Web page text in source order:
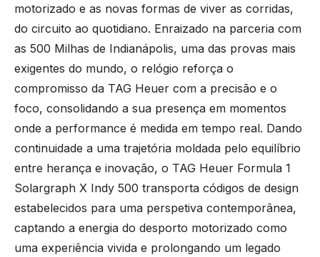
motorizado e as novas formas de viver as corridas,
do circuito ao quotidiano. Enraizado na parceria com
as 500 Milhas de Indianápolis, uma das provas mais
exigentes do mundo, o relógio reforça o
compromisso da TAG Heuer com a precisão e o
foco, consolidando a sua presença em momentos
onde a performance é medida em tempo real. Dando
continuidade a uma trajetória moldada pelo equilíbrio
entre herança e inovação, o TAG Heuer Formula 1
Solargraph X Indy 500 transporta códigos de design
estabelecidos para uma perspetiva contemporânea,
captando a energia do desporto motorizado como
uma experiência vivida e prolongando um legado